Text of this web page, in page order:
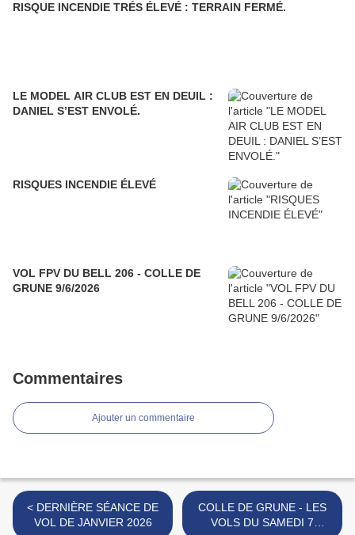
RISQUE INCENDIE TRÉS ÉLEVÉ : TERRAIN FERMÉ.
LE MODEL AIR CLUB EST EN DEUIL :
DANIEL S’EST ENVOLÉ.
RISQUES INCENDIE ÉLEVÉ
VOL FPV DU BELL 206 - COLLE DE
GRUNE 9/6/2026
Commentaires
Ajouter un commentaire
< DERNIÈRE SÉANCE DE
VOL DE JANVIER 2026
COLLE DE GRUNE - LES
VOLS DU SAMEDI 7